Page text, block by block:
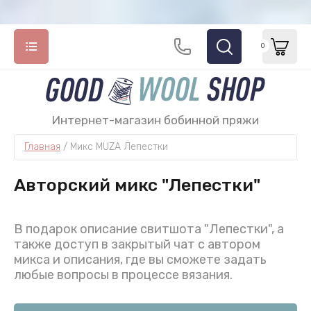
НАЗАД
MUHU
KORI 100%
WANKA
НАЗАД
TIYARIK
TIYARIK
TIYARIK
100% кардная роял альпака
100% кардная беби альпака
100% роял альпака
Интернет-магазин бобинной пряжи
0
Главная / Микс MUZA Лепестки
Авторский микс "Лепестки"
В подарок описание свитшота "Лепестки", а
также доступ в закрытый чат с автором
микса и описания, где вы сможете задать
любые вопросы в процессе вязания.